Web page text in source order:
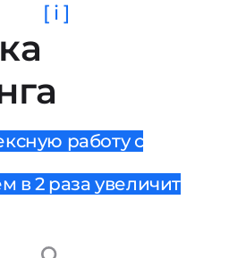
[ i ]
работу с
в 2 раза увеличит